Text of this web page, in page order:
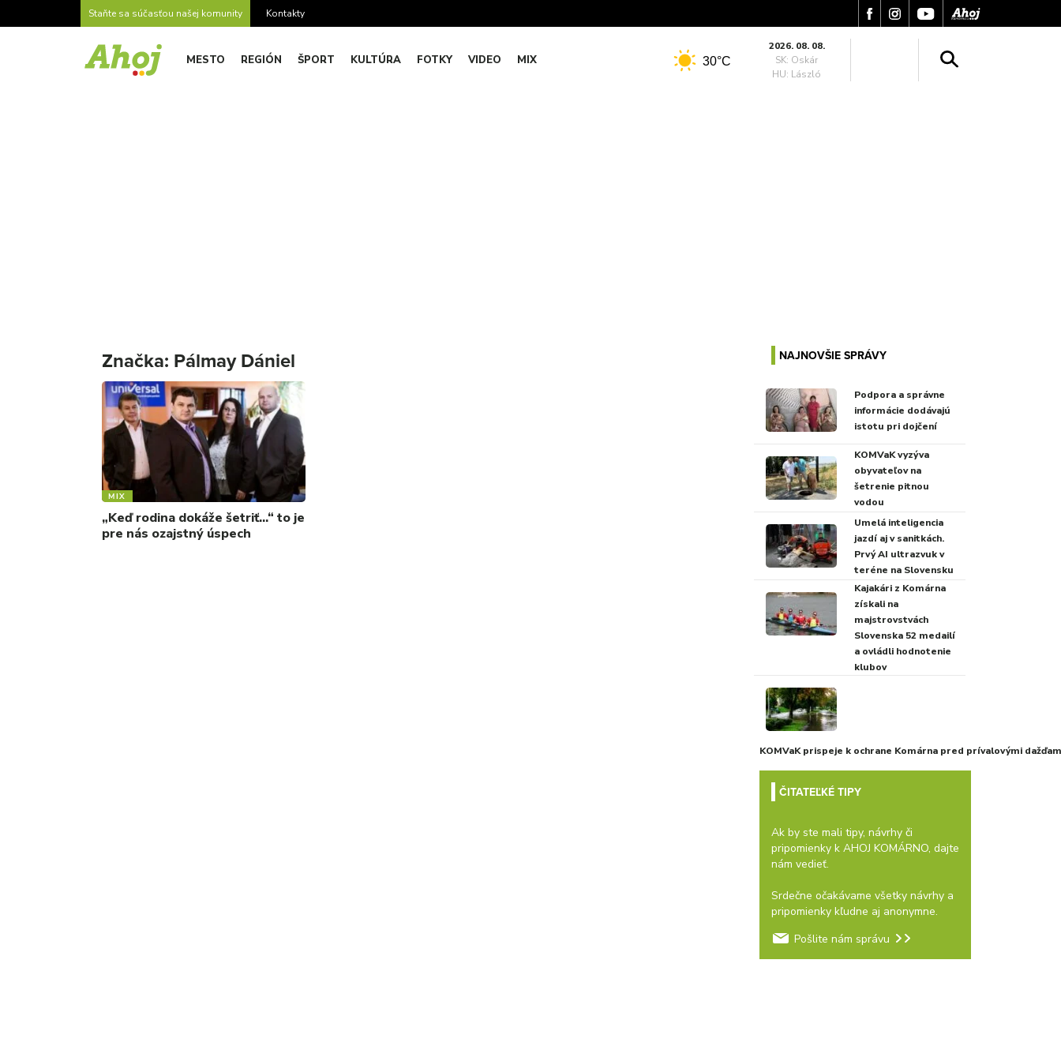
Staňte sa súčasťou našej komunity Kontakty
MESTO REGIÓN ŠPORT KULTÚRA FOTKY VIDEO MIX 30°C
2026. 08. 08.
SK: Oskár
HU: László
Značka: Pálmay Dániel
MIX
„Keď rodina dokáže šetriť…“ to je
pre nás ozajstný úspech
NAJNOVŠIE SPRÁVY
Podpora a správne
informácie dodávajú
istotu pri dojčení
KOMVaK vyzýva
obyvateľov na
šetrenie pitnou
vodou
Umelá inteligencia
jazdí aj v sanitkách.
Prvý AI ultrazvuk v
teréne na Slovensku
Kajakári z Komárna
získali na
majstrovstvách
Slovenska 52 medailí
a ovládli hodnotenie
klubov
KOMVaK prispeje k ochrane Komárna pred prívalovými
ČITATEĽKÉ TIPY
Ak by ste mali tipy, návrhy či
pripomienky k AHOJ KOMÁRNO, dajte
nám vedieť.
Srdečne očakávame všetky návrhy a
pripomienky kľudne aj anonymne.
Pošlite nám správu